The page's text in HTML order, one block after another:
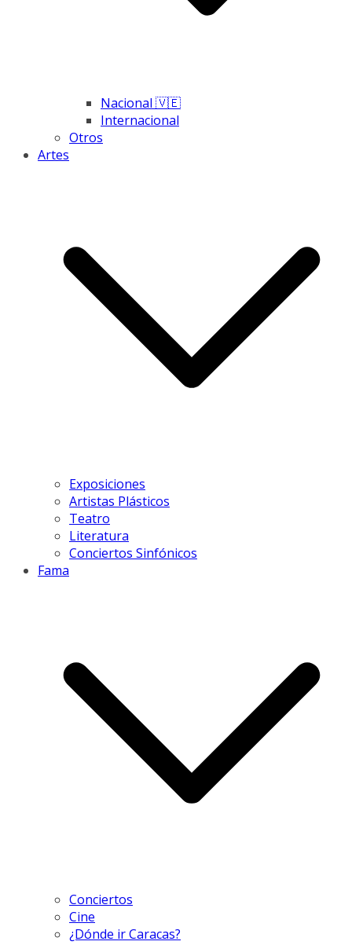
Nacional 🇻🇪
Internacional
Otros
Artes
Exposiciones
Artistas Plásticos
Teatro
Literatura
Conciertos Sinfónicos
Fama
Conciertos
Cine
¿Dónde ir Caracas?